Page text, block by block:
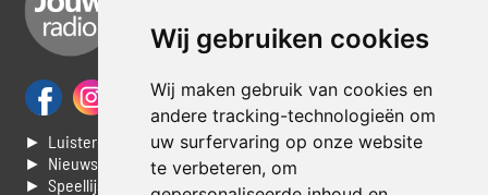
Wij gebruiken cookies
Wij maken gebruik van cookies en
andere tracking-technologieën om
uw surfervaring op onze website
te verbeteren, om
► Luisteren naar Jouwradio
► Nieuws
► Speellijst